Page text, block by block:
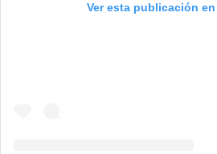
Ver esta publicación